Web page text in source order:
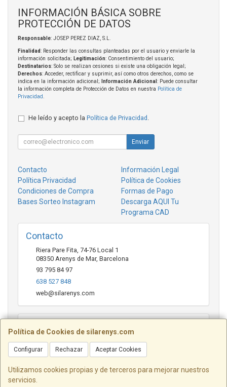
Política de Cookies de silarenys.com
Configurar Rechazar Aceptar Cookies
Utilizamos cookies propias y de terceros para mejorar nuestros
servicios.
INFORMACIÓN BÁSICA SOBRE
PROTECCIÓN DE DATOS
Responsable: JOSEP PEREZ DIAZ, S.L.
Finalidad: Responder las consultas planteadas por el usuario y enviarle la
información solicitada; Legitimación: Consentimiento del usuario;
Destinatarios: Solo se realizan cesiones si existe una obligación legal;
Derechos: Acceder, rectificar y suprimir, así como otros derechos, como se
indica en la información adicional;
Información Adicional : Puede consultar
la información completa de Protección de Datos en nuestra Política de
Privacidad
He leído y acepto la Política de Privacidad
Enviar
Contacto
Información Legal
Política Privacidad
Política de Cookies
Condiciones de Compra
Formas de Pago
Bases Sorteo Instagram
Descarga AQUI Tu
Programa CAD
Contacto
Riera Pare Fita, 74-76 Local 1
08350 Arenys de Mar, Barcelona
93 795 84 97
638 527 848
web@silarenys.com
Horario
De lunes a viernes: Mañanas: de 10.00 a 13.30 horas Tardes
de 17.00 a 20.00 Horas / Sábados de 10.00 a 13.00 horas